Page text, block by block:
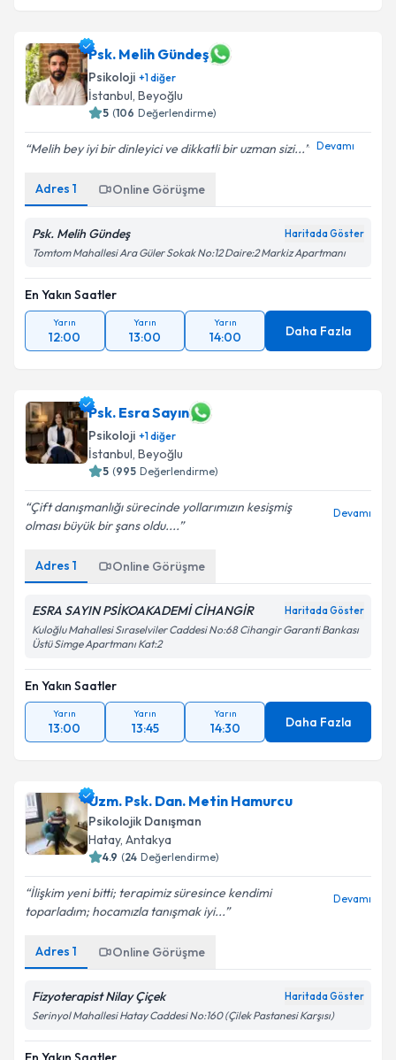
Psk. Melih Gündeş
Psikoloji +1diğer
İstanbul, Beyoğlu
5 (106 Değerlendirme)
Melih bey iyi bir dinleyici ve dikkatli bir uzman sizi... Devamı
Adres 1 Online Görüşme
Psk. Melih Gündeş Haritada Göster
Tomtom Mahallesi Ara Güler Sokak No:12 Daire:2 Markiz Apartmanı
En Yakın Saatler
Yarın
12:00
Yarın
13:00
Yarın
14:00 Daha Fazla
Psk. Esra Sayın
Psikoloji +1diğer
İstanbul, Beyoğlu
5 (995 Değerlendirme)
Çift danışmanlığı sürecinde yollarımızın kesişmiş
olması büyük bir şans oldu....
Devamı
Adres 1 Online Görüşme
ESRA SAYIN PSİKOAKADEMİ CİHANGİR Haritada Göster
Kuloğlu Mahallesi Sıraselviler Caddesi No:68 Cihangir Garanti Bankası
Üstü Simge Apartmanı Kat:2
En Yakın Saatler
Yarın
13:00
Yarın
13:45
Yarın
14:30 Daha Fazla
Uzm. Psk. Dan. Metin Hamurcu
Psikolojik Danışman
Hatay, Antakya
4.9 (24 Değerlendirme)
İlişkim yeni bitti; terapimiz süresince kendimi
toparladım; hocamızla tanışmak iyi...
Devamı
Adres 1 Online Görüşme
Fizyoterapist Nilay Çiçek Haritada Göster
Serinyol Mahallesi Hatay Caddesi No:160 (Çilek Pastanesi Karşısı)